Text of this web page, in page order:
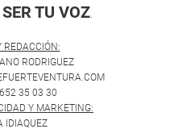
TU VOZ.
REDACCIÓN:
RODRIGUEZ
35 03 30
Y MARKETING:
IDIAQUEZ